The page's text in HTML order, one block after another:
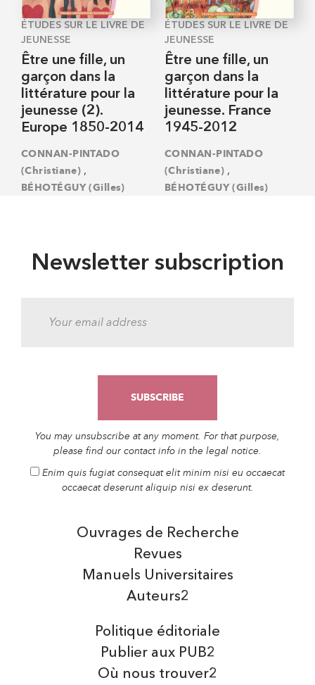
ÉTUDES SUR LE LIVRE DE
JEUNESSE
Être une fille, un
garçon dans la
littérature pour la
jeunesse (2).
Europe 1850-2014
CONNAN-PINTADO
(Christiane) ,
BÉHOTÉGUY (Gilles)
ÉTUDES SUR LE LIVRE DE
JEUNESSE
Être une fille, un
garçon dans la
littérature pour la
jeunesse. France
1945-2012
CONNAN-PINTADO
(Christiane) ,
BÉHOTÉGUY (Gilles)
Newsletter subscription
You may unsubscribe at any moment. For that purpose,
please find our contact info in the legal notice.
Enim quis fugiat consequat elit minim nisi eu occaecat
occaecat deserunt aliquip nisi ex deserunt.
Auteurs2
Manuels Universitaires
Ouvrages de Recherche
Revues
Politique éditoriale
Publier aux PUB2
Où nous trouver2